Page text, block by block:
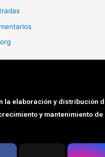
la elaboración y distribución
y mantenimiento de